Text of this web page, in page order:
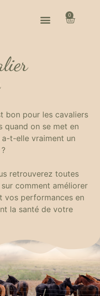
0
bon pour les cavaliers
quand on se met en
t-elle vraiment un
retrouverez toutes
comment améliorer
vos performances en
la santé de votre